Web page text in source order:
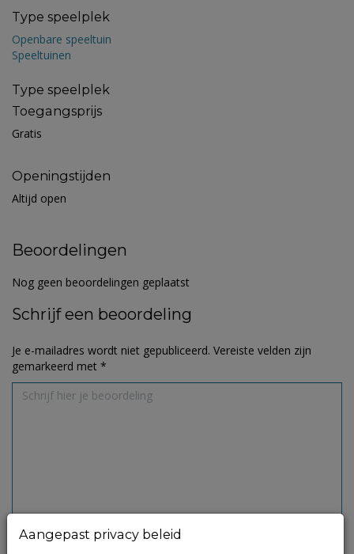
Type speelplek
Openbare speeltuin
Speeltuinen
Type speelplek
Toegangsprijs
Gratis
Openingstijden
Altijd open
Beoordelingen
Nog geen beoordelingen geplaatst
Schrijf een beoordeling
Je e-mailadres wordt niet gepubliceerd. Vereiste velden zijn
gemarkeerd met *
Aangepast privacy beleid